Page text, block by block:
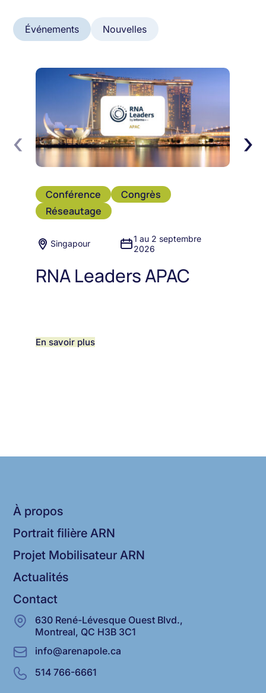
Événements Nouvelles
Conférence
Congrès
Réseautage
Singapour
1 au 2 septembre
2026
RNA Leaders APAC
En savoir plus
‹ ›
À propos
Portrait filière ARN
Projet Mobilisateur ARN
Actualités
Contact
630 René-Lévesque Ouest Blvd.,
Montreal, QC H3B 3C1
info@arenapole.ca
514 766-6661